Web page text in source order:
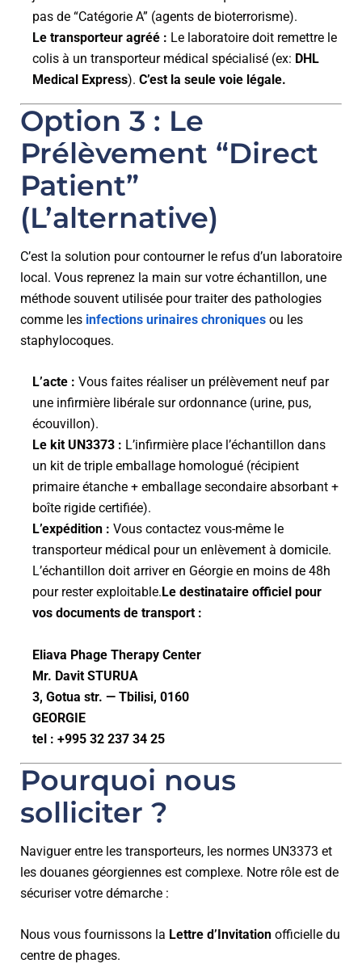
pas de “Catégorie A” (agents de bioterrorisme).
Le transporteur agréé : Le laboratoire doit remettre le
colis à un transporteur médical spécialisé (ex: DHL
Medical Express). C’est la seule voie légale.
Option 3 : Le
Prélèvement “Direct
Patient”
(L’alternative)
C’est la solution pour contourner le refus d’un laboratoire
local. Vous reprenez la main sur votre échantillon, une
méthode souvent utilisée pour traiter des pathologies
comme les infections urinaires chroniques ou les
staphylocoques.
L’acte : Vous faites réaliser un prélèvement neuf par
une infirmière libérale sur ordonnance (urine, pus,
écouvillon).
Le kit UN3373 : L’infirmière place l’échantillon dans
un kit de triple emballage homologué (récipient
primaire étanche + emballage secondaire absorbant +
boîte rigide certifiée).
L’expédition : Vous contactez vous-même le
transporteur médical pour un enlèvement à domicile.
L’échantillon doit arriver en Géorgie en moins de 48h
pour rester exploitable.Le destinataire officiel pour
vos documents de transport :
Eliava Phage Therapy Center
Mr. Davit STURUA
3, Gotua str. — Tbilisi, 0160
GEORGIE
tel : +995 32 237 34 25
Pourquoi nous
solliciter ?
Naviguer entre les transporteurs, les normes UN3373 et
les douanes géorgiennes est complexe. Notre rôle est de
sécuriser votre démarche :
Nous vous fournissons la Lettre d’Invitation officielle du
centre de phages.